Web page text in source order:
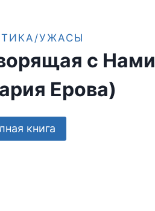
УЖАСЫ
с Нами
Ерова)
книга